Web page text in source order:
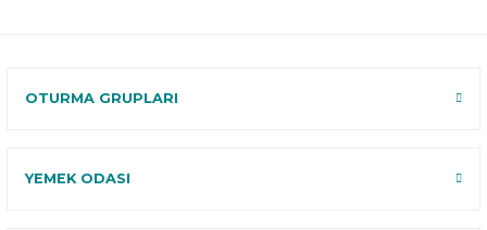
OTURMA GRUPLARI
YEMEK ODASI